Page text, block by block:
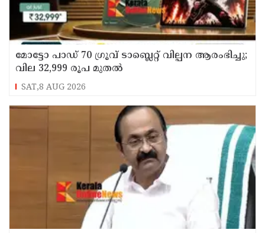
മോട്ടോ പാഡ് 70 ഗ്രൂവ് ടാബ്ലെറ്റ് വില്പന ആരംഭിച്ചു;
വില 32,999 രൂപ മുതൽ
SAT,8 AUG 2026